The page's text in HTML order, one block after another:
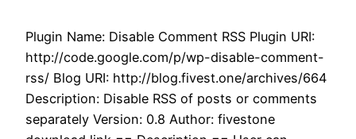
Plugin Name: Disable Comment RSS Plugin URI:
http://code.google.com/p/wp-disable-comment-
rss/ Blog URI: http://blog.fivest.one/archives/664
Description: Disable RSS of posts or comments
separately Version: 0.8 Author: fivestone